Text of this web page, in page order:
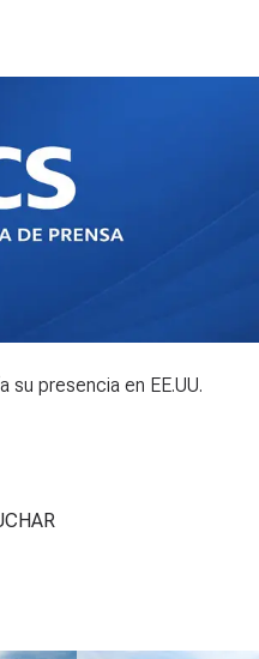
su presencia en EE.UU.